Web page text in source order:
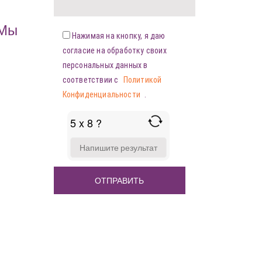
Нажимая на кнопку, я даю
согласие на обработку своих
персональных данных в
соответствии с
Политикой
Конфиденциальности
5 x 8 ?
FOR